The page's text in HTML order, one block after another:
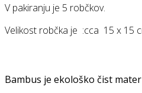
V pakiranju je 5 robčkov.
Velikost robčka je :cca 15 x 15
Bambus je ekološko čist